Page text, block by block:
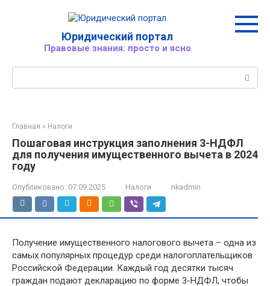
Юридический портал
Правовые знания: просто и ясно
Главная » Налоги
Пошаговая инструкция заполнения 3-НДФЛ
для получения имущественного вычета в 2024
году
Опубликовано: 07.09.2025 Налоги nkadmin
Получение имущественного налогового вычета – одна из
самых популярных процедур среди налогоплательщиков
Российской Федерации. Каждый год десятки тысяч
граждан подают декларацию по форме 3-НДФЛ, чтобы